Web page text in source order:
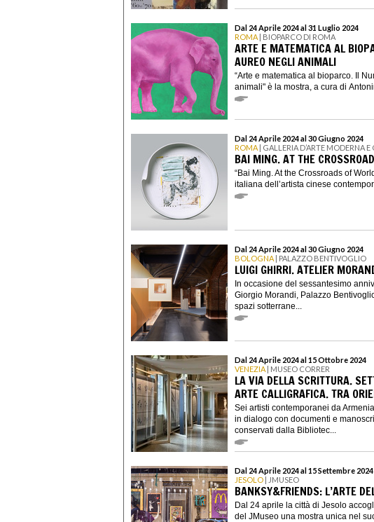
Dal 24 Aprile 2024 al 31 Luglio 2024
ROMA | BIOPARCO DI ROMA
ARTE E MATEMATICA AL
AUREO NEGLI ANIMALI
“Arte e matematica al bioparco. Il
animali" è la mostra, a cura di
Dal 24 Aprile 2024 al 30 Giugno 2024
ROMA | GALLERIA D’ARTE MODERNA
BAI MING. AT THE
“Bai Ming. At the Crossroads of
italiana dell’artista cinese
Dal 24 Aprile 2024 al 30 Giugno 2024
BOLOGNA | PALAZZO BENTIVOGLIO
LUIGI GHIRRI. ATELIER
In occasione del sessantesimo
Giorgio Morandi, Palazzo
spazi sotterrane...
Dal 24 Aprile 2024 al 15 Ottobre 2024
VENEZIA | MUSEO CORRER
LA VIA DELLA SCRITTURA.
ARTE CALLIGRAFICA. TRA
Sei artisti contemporanei da
in dialogo con documenti e
conservati dalla Bibliotec...
Dal 24 Aprile 2024 al 15 Settembre 2024
JESOLO | JMUSEO
BANKSY&FRIENDS: L’ARTE
Dal 24 aprile la città di Jesolo
del JMuseo una mostra unica nel